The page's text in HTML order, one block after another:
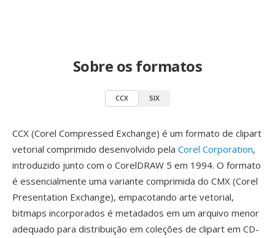
Sobre os formatos
CCX SIX
CCX (Corel Compressed Exchange) é um formato de clipart
vetorial comprimido desenvolvido pela Corel Corporation,
introduzido junto com o CorelDRAW 5 em 1994. O formato
é essencialmente uma variante comprimida do CMX (Corel
Presentation Exchange), empacotando arte vetorial,
bitmaps incorporados é metadados em um arquivo menor
adequado para distribuição em coleções de clipart em CD-